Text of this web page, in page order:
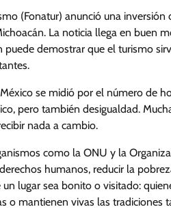
(Fonatur) anunció una
La noticia llega en buen
demostrar que el turismo
se midió por el número de
pero también desigualdad.
nada a cambio.
como la ONU y la
humanos, reducir la
lugar sea bonito o visitado:
o mantienen vivas las tradiciones